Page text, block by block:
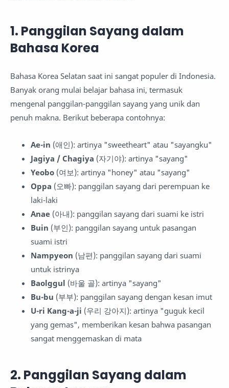
1. Panggilan Sayang dalam
Bahasa Korea
Bahasa Korea Selatan saat ini sangat populer di Indonesia.
Banyak orang mulai belajar bahasa ini, termasuk
mengenal panggilan-panggilan sayang yang unik dan
penuh makna. Berikut beberapa contohnya:
Ae-in (애인): artinya "sweetheart" atau "sayangku"
Jagiya / Chagiya (자기야): artinya "sayang"
Yeobo (여보): artinya "honey" atau "sayang"
Oppa (오빠): panggilan sayang dari perempuan ke
laki-laki
Anae (아내): panggilan sayang dari suami ke istri
Buin (부인): panggilan sayang untuk pasangan
suami istri
Nampyeon (남편): panggilan sayang dari suami
untuk istrinya
Baolggul (바울 골): artinya "sayang"
Bu-bu (부부): panggilan sayang dengan kesan imut
U-ri Kang-a-ji (우리 강아지): artinya "guguk kecil
yang gemas", memberikan kesan bahwa pasangan
sangat menggemaskan di mata
2. Panggilan Sayang dalam